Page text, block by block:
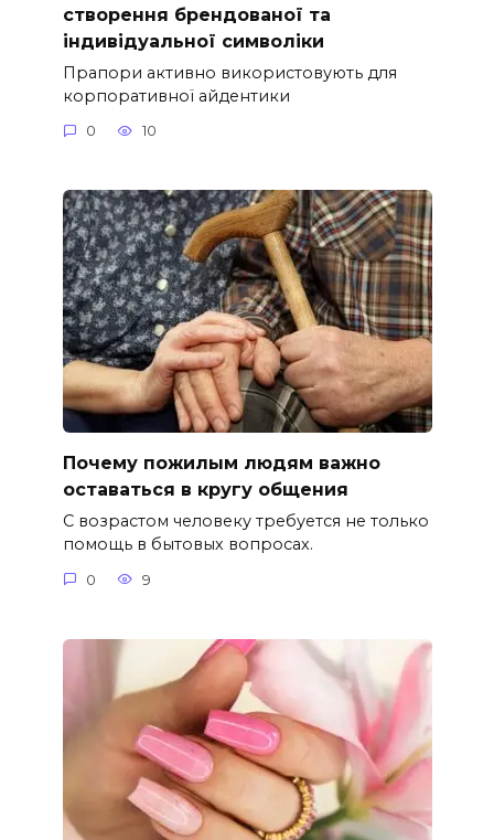
створення брендованої та
індивідуальної символіки
Прапори активно використовують для
корпоративної айдентики
0 10
Почему пожилым людям важно
оставаться в кругу общения
С возрастом человеку требуется не только
помощь в бытовых вопросах.
0 9